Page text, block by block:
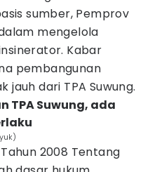
sumber, Pemprov
mengelola
Kabar
pembangunan
dari TPA Suwung.
TPA Suwung, ada
2008 Tentang